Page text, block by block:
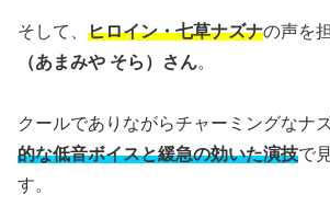
そして、 ヒロイン・七草ナズナの声を
（あまみや そら）さん。
クールでありながらチャーミングなナ
的な低音ボイスと緩急の効いた演技で
す。